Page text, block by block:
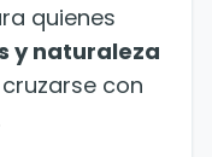
quienes
y naturaleza
con